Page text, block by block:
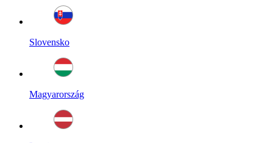
Slovensko
Magyarország